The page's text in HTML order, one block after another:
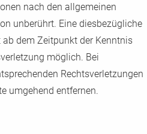
nach den allgemeinen
unberührt. Eine diesbezügliche
dem Zeitpunkt der Kenntnis
möglich. Bei
Rechtsverletzungen
umgehend entfernen.